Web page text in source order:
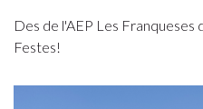
Des de l'AEP Les Franqueses
Festes!